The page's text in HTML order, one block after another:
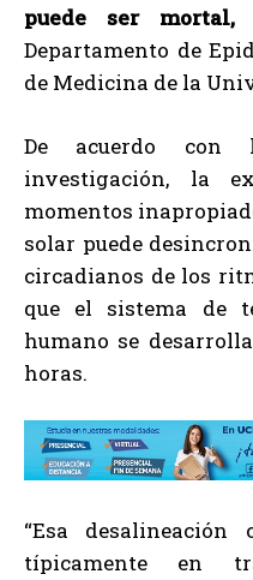
puede ser mortal,
Departamento de
de Medicina de la
De acuerdo con
investigación, la
momentos
solar puede
circadianos de los
que el sistema de
humano se
horas.
“Esa desalineación
típicamente en